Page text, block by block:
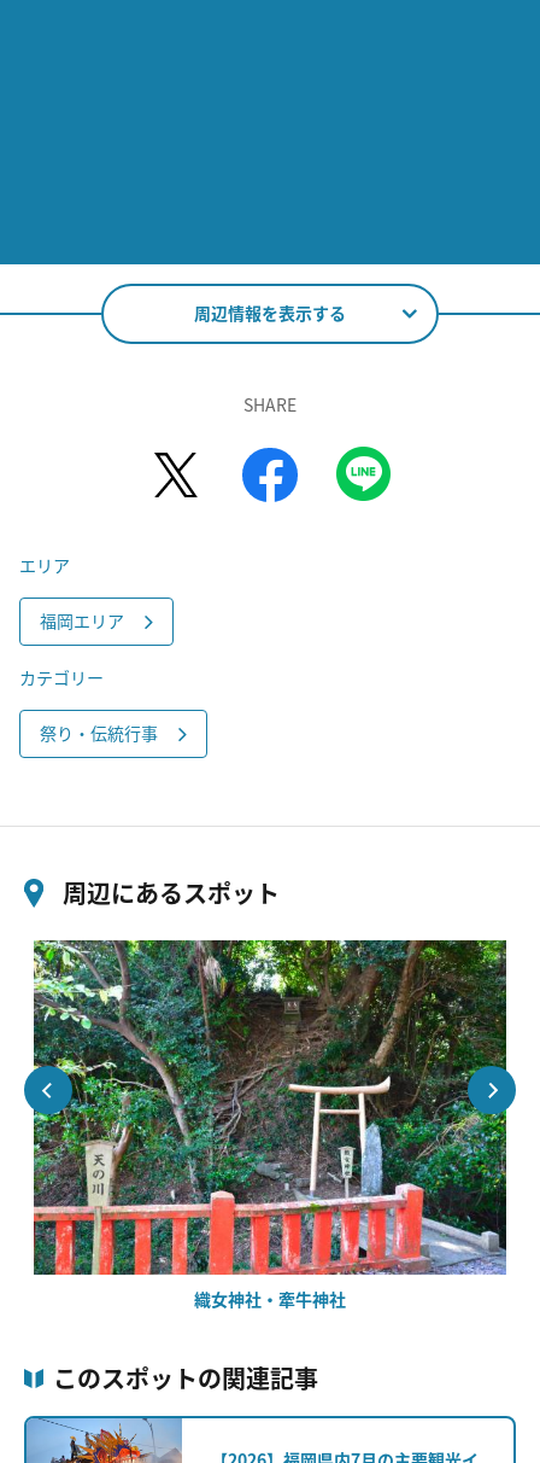
周辺情報を表示する
SHARE
エリア
福岡エリア
カテゴリー
祭り・伝統行事
周辺にあるスポット
織女神社・牽牛神社
このスポットの関連記事